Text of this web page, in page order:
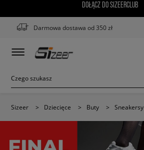
DOŁĄCZ DO SIZEERCLUB
Darmowa dostawa od 350 zł
Sizeer > Dziecięce > Buty > Sneakersy